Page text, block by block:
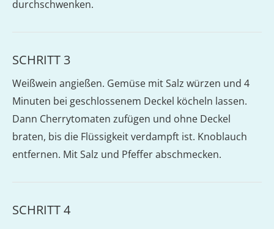
durchschwenken.
SCHRITT 3
Weißwein angießen. Gemüse mit Salz würzen und 4
Minuten bei geschlossenem Deckel köcheln lassen.
Dann Cherrytomaten zufügen und ohne Deckel
braten, bis die Flüssigkeit verdampft ist. Knoblauch
entfernen. Mit Salz und Pfeffer abschmecken.
SCHRITT 4